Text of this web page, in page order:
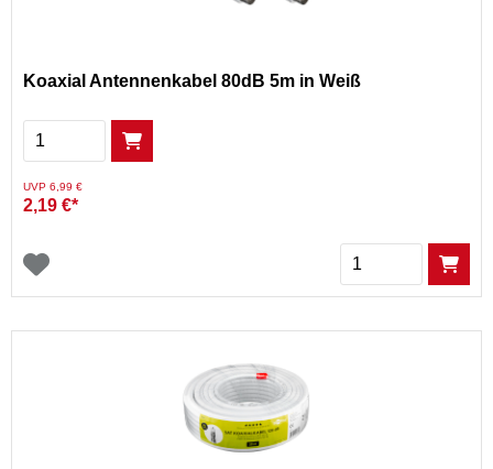
Koaxial Antennenkabel 80dB 5m in Weiß
Menge
Preis reduziert von
UVP 6,99 €auf
2,19 €*
Menge